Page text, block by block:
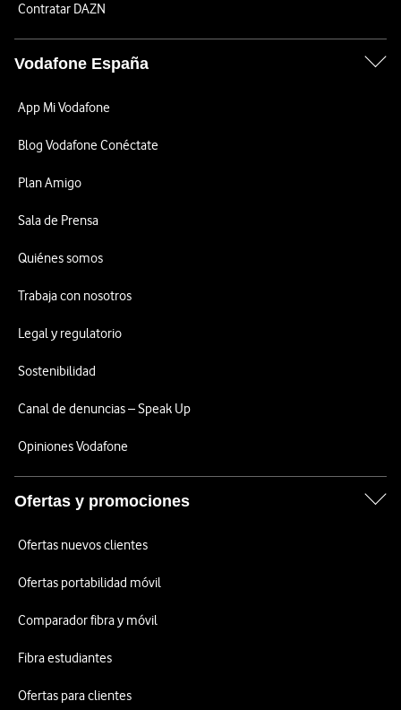
Contratar DAZN
Vodafone España
App Mi Vodafone
Blog Vodafone Conéctate
Plan Amigo
Sala de Prensa
Quiénes somos
Trabaja con nosotros
Legal y regulatorio
Sostenibilidad
Canal de denuncias – Speak Up
Opiniones Vodafone
Ofertas y promociones
Ofertas nuevos clientes
Ofertas portabilidad móvil
Comparador fibra y móvil
Fibra estudiantes
Ofertas para clientes